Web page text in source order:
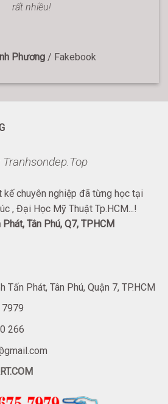
rất nhiều!
Phương / Fakebook
chuyên nghiệp đã từng học tại
, Đại Học Mỹ Thuật Tp.HCM...!
Tân Phú, Q7, TPHCM
Tấn Phát, Tân Phú, Quận 7, TP.HCM
266